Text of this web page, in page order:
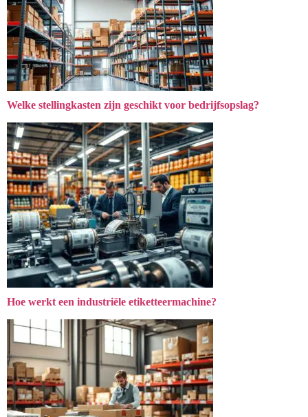
Welke stellingkasten zijn geschikt voor bedrijfsopslag?
Hoe werkt een industriële etiketteermachine?